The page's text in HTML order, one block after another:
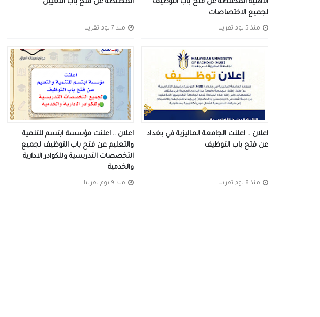
الاهلية المختلطة عن فتح باب التوظيف
لجميع الاختصاصات
منذ 5 يوم تقريبا
المختلطة عن فتح باب التعيين
منذ 7 يوم تقريبا
اعلان .. اعلنت الجامعة الماليزية في بغداد
عن فتح باب التوظيف
منذ 8 يوم تقريبا
اعلان .. اعلنت مؤسسة ابتسم للتنمية
والتعليم عن فتح باب التوظيف لجميع
التخصصات التدريسية وللكوادر الادارية
والخدمية
منذ 9 يوم تقريبا